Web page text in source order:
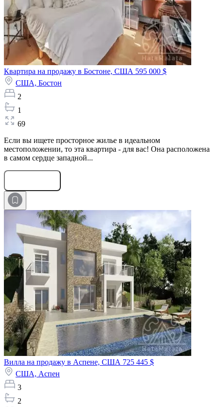
Квартира на продажу в Бостоне, США 595 000 $
США, Бостон
2
1
69
Если вы ищете просторное жилье в идеальном
местоположении, то эта квартира - для вас! Она расположена
в самом сердце западной...
Вилла на продажу в Аспене, США 725 445 $
США, Аспен
3
2